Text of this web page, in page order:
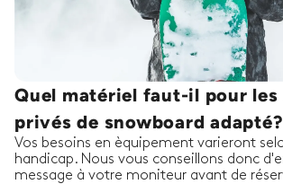
Quel matériel faut-il pour les
privés de snowboard adapté?
Vos besoins en èquipement varieront
handicap. Nous vous conseillons donc
message à votre moniteur avant de